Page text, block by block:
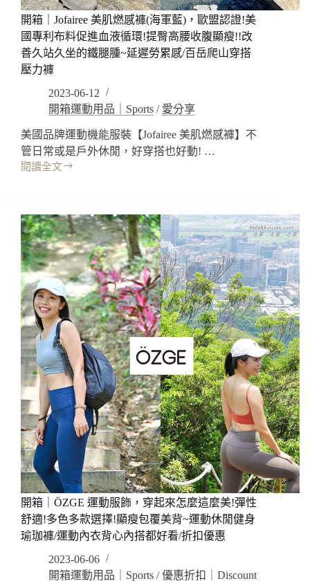
卡
~
運
動
休
閒
珈
褲/
運
背
心
內
搭/
折
扣
優
惠
開箱｜Jofairee 美肌燃感褲(海軍藍)，歐盟認證!美
國專利布料促進血液循環!提臀高腰收腹顯瘦!!改
善久站久坐的鐵腿腫~延遲勞累感/百岳爬山穿搭
壓力褲
2023-06-12
開箱運動用品｜Sports / 愛分享
美國品牌運動機能服裝【Jofairee 美肌燃感褲】不
管日常或是戶外休閒，好穿搭也好動! …
閱讀全文
開
Jofairee
美
肌
燃
感
褲
(海
軍
藍)，
歐
盟
認
證!
美
國
專
利
布
料
促
進
血
液
開箱｜ÖZGE 運動服飾，穿起來怎麼這麼美!彈性
舒適!多色多款選擇!顯瘦包覆美背~運動休閒健身
瑜珈褲/運動內衣背心內搭都好看/折扣優惠
2023-06-06
開箱運動用品｜Sports /優惠折扣｜Discount